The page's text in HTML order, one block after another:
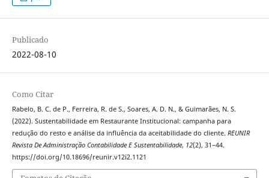
Publicado
2022-08-10
Como Citar
Rabelo, B. C. de P., Ferreira, R. de S., Soares, A. D. N., & Guimarães, N. S.
(2022). Sustentabilidade em Restaurante Institucional: campanha para
redução do resto e análise da influência da aceitabilidade do cliente. REUNIR
Revista De Administração Contabilidade E Sustentabilidade, 12(2), 31–44.
https://doi.org/10.18696/reunir.v12i2.1121